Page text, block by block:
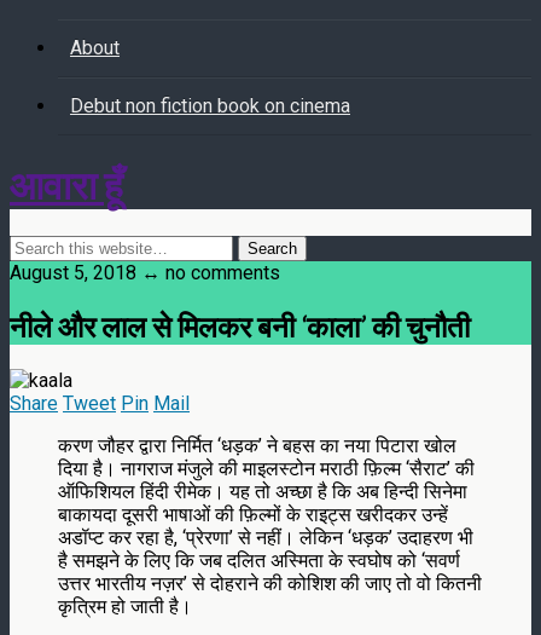
About
Debut non fiction book on cinema
आवारा हूँ
August 5, 2018 ↔ no comments
नीले और लाल से मिलकर बनी ‘काला’ की चुनौती
Share Tweet Pin Mail
करण जौहर द्वारा निर्मित ‘धड़क’ ने बहस का नया पिटारा खोल
दिया है। नागराज मंजुले की माइलस्टोन मराठी फ़िल्म ‘सैराट’ की
ऑफिशियल हिंदी रीमेक। यह तो अच्छा है कि अब हिन्दी सिनेमा
बाकायदा दूसरी भाषाओं की फ़िल्मों के राइट्स खरीदकर उन्हें
अडॉप्ट कर रहा है, ‘प्रेरणा’ से नहीं। लेकिन ‘धड़क’ उदाहरण भी
है समझने के लिए कि जब दलित अस्मिता के स्वघोष को ‘सवर्ण
उत्तर भारतीय नज़र’ से दोहराने की कोशिश की जाए तो वो कितनी
कृत्रिम हो जाती है।